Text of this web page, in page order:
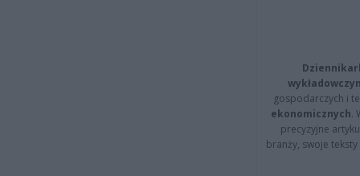
gospodarczych i
ekonomicznych.
precyzyjne
branży, swoje